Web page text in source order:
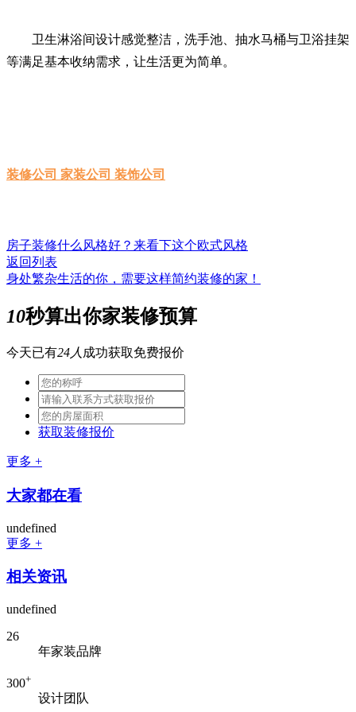
卫生淋浴间设计感觉整洁，洗手池、抽水马桶与卫浴挂架
等满足基本收纳需求，让生活更为简单。
装修公司 家装公司 装饰公司
房子装修什么风格好？来看下这个欧式风格
返回列表
身处繁杂生活的你，需要这样简约装修的家！
10秒算出你家装修预算
今天已有24人 成功获取免费报价
获取装修报价
更多 +
大家都在看
undefined
更多 +
相关资讯
undefined
26
年家装品牌
300+
设计团队